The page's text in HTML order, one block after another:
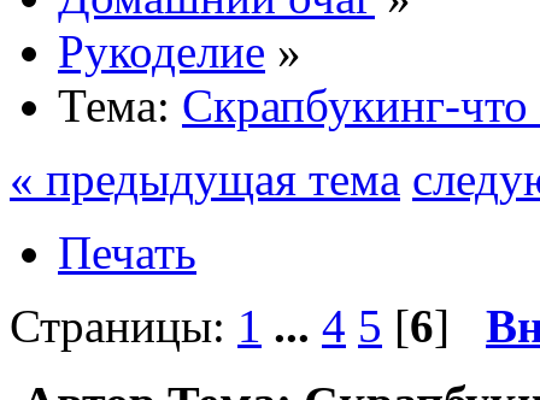
Рукоделие »
Тема: Скрапбукинг-что
« предыдущая тема
Печать
Страницы: 1 ... 4 5 [6]